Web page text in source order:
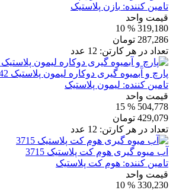
تامین کننده: بازن پلاستیک
قیمت واحد
319,180
% 10
287,286 تومان
تعداد در هر کارتن: 12 عدد
پارچ و آبمیوه گیری دوکاره لیمون پلاستیک 742
تامین کننده: لیمون پلاستیک
قیمت واحد
504,778
% 15
429,079 تومان
تعداد در هر کارتن: 12 عدد
آب میوه گیری هوم کت پلاستیک 3715
تامین کننده: هوم کت پلاستیک
قیمت واحد
330,230
% 10